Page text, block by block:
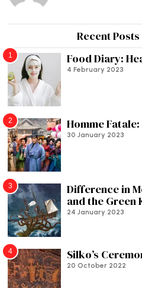
Recent
1 Food Diary:
4 February 2023
2 Homme
30 January 2023
3
Difference in
and the Green
24 January 2023
4 Silko’s
20 October 2022